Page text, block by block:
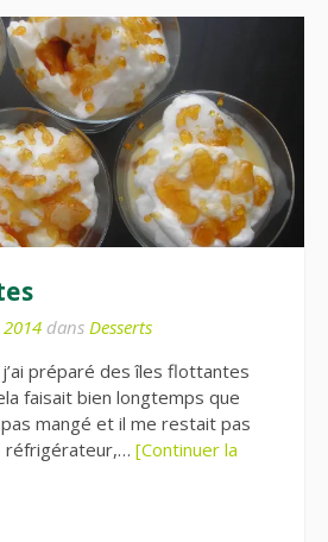
dans Desserts
préparé des îles flottantes
faisait bien longtemps que
pas mangé et il me restait pas
réfrigérateur,… [Continuer la